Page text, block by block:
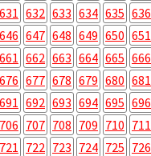
631 632 633 634 635 636
646 647 648 649 650 651
661 662 663 664 665 666
676 677 678 679 680 681
691 692 693 694 695 696
706 707 708 709 710 711
721 722 723 724 725 726